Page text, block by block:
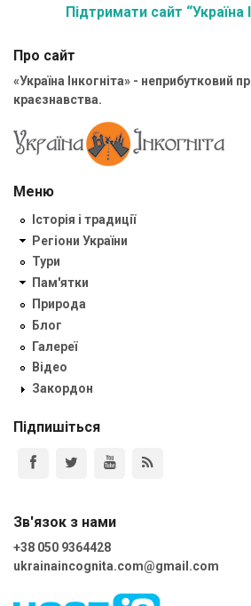
Підтримати сайт “Україна
Про сайт
«Україна Інкогніта» - неприбутковий
краєзнавства.
Меню
Історія і традиції
Регіони України
Тури
Пам'ятки
Природа
Блог
Галереї
Відео
Закордон
Підпишіться
Зв'язок з нами
+38 050 9364428
ukrainaincognita.com@gmail.com